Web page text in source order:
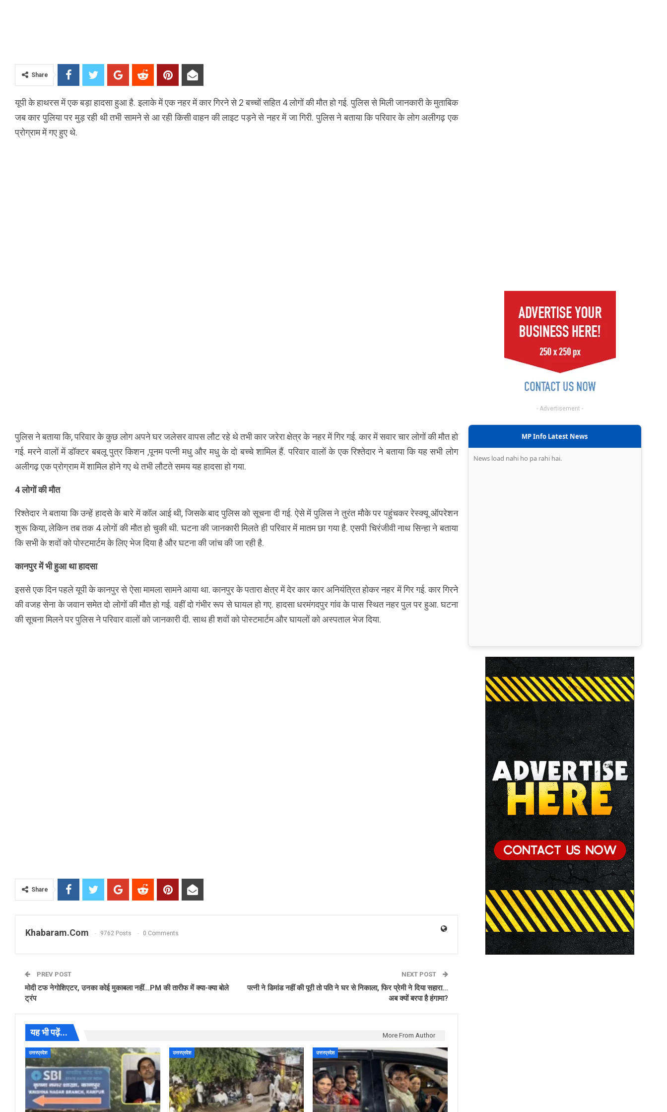
Share
यूपी के हाथरस में एक बड़ा हादसा हुआ है. इलाके में एक नहर में कार गिरने से 2 बच्चों सहित 4 लोगों की मौत हो गई. पुलिस से मिली जानकारी के मुताबिक
जब कार पुलिया पर मुड़ रही थी तभी सामने से आ रही किसी वाहन की लाइट पड़ने से नहर में जा गिरी. पुलिस ने बताया कि परिवार के लोग अलीगढ़ एक
प्रोग्राम में गए हुए थे.
पुलिस ने बताया कि, परिवार के कुछ लोग अपने घर जलेसर वापस लौट रहे थे तभी कार जरेरा क्षेत्र के नहर में गिर गई. कार में सवार चार लोगों की मौत हो
गई. मरने वालों में डॉक्टर बबलू पुत्र किशन ,पूनम पत्नी मधु और मधु के दो बच्चे शामिल हैं. परिवार वालों के एक रिश्तेदार ने बताया कि यह सभी लोग
अलीगढ़ एक प्रोग्राम में शामिल होने गए थे तभी लौटते समय यह हादसा हो गया.
4 लोगों की मौत
रिश्तेदार ने बताया कि उन्हें हादसे के बारे में कॉल आई थी, जिसके बाद पुलिस को सूचना दी गई. ऐसे में पुलिस ने तुरंत मौके पर पहुंचकर रेस्क्यू ऑपरेशन
शुरू किया, लेकिन तब तक 4 लोगों की मौत हो चुकी थी. घटना की जानकारी मिलते ही परिवार में मातम छा गया है. एसपी चिरंजीवी नाथ सिन्हा ने बताया
कि सभी के शवों को पोस्टमार्टम के लिए भेज दिया है और घटना की जांच की जा रही है.
कानपुर में भी हुआ था हादसा
इससे एक दिन पहले यूपी के कानपुर से ऐसा मामला सामने आया था. कानपुर के पतारा क्षेत्र में देर कार कार अनियंत्रित होकर नहर में गिर गई. कार गिरने
की वजह सेना के जवान समेत दो लोगों की मौत हो गई. वहीं दो गंभीर रूप से घायल हो गए. हादसा धरमंगदपुर गांव के पास स्थित नहर पुल पर हुआ. घटना
की सूचना मिलने पर पुलिस ने परिवार वालों को जानकारी दी. साथ ही शवों को पोस्टमार्टम और घायलों को अस्पताल भेज दिया.
Share
Khabaram.Com 9762 Posts 0 Comments
PREV POST
मोदी टफ नेगोशिएटर, उनका कोई मुकाबला नहीं…PM की तारीफ में क्या-क्या बोले
ट्रंप
NEXT POST
पत्नी ने डिमांड नहीं की पूरी तो पति ने घर से निकाला, फिर प्रेमी ने दिया सहारा…
अब क्यों बरपा है हंगामा?
यह भी पढ़ें... More From Author
उत्तरप्रदेश उत्तरप्रदेश उत्तरप्रदेश
- Advertisement -
MP Info Latest News
News load nahi ho pa rahi hai.